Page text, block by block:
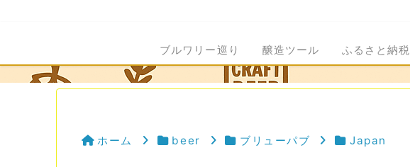
ブルワリー巡り 醸造ツール ふるさと納税
ホーム beer ブリューパブ Japan